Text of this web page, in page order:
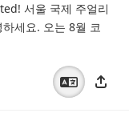
서울 국제 주얼리
세요. 오는 8월 코